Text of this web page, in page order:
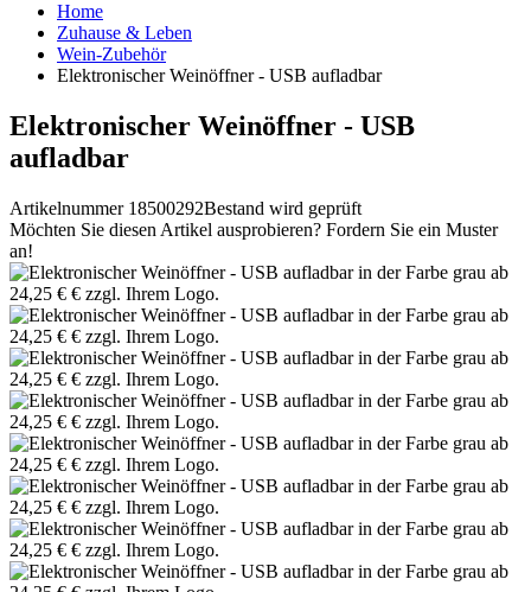
Home
Zuhause & Leben
Wein-Zubehör
Elektronischer Weinöffner - USB aufladbar
Elektronischer Weinöffner - USB
aufladbar
Artikelnummer 18500292Bestand wird geprüft
Möchten Sie diesen Artikel ausprobieren? Fordern Sie ein Muster
an!